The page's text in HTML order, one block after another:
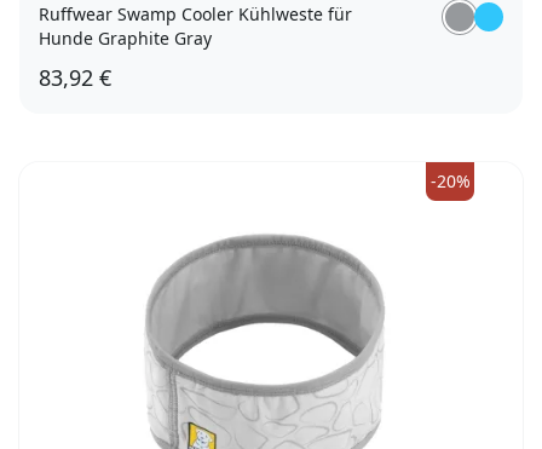
Ruffwear Swamp Cooler Kühlweste für
Hunde Graphite Gray
83,92 €
-20%